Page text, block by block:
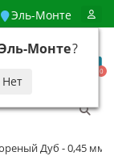
Эль-Монте
Монте?
0
Дуб - 0,45 мм